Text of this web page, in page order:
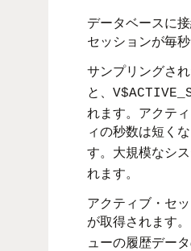
データベースに
セッションが毎
サンプリングさ
と、
れます。アクテ
ィの秒数は短く
す。大規模なシ
れます。
アクティブ・セ
が取得されます
ューの履歴デー